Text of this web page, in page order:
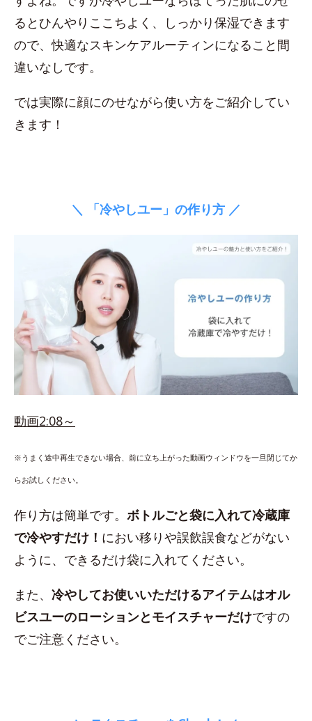
るとひんやりここちよく、しっかり保湿できます
ので、快適なスキンケアルーティンになること間
違いなしです。
では実際に顔にのせながら使い方をご紹介してい
きます！
＼ 「冷やしユー」の作り方 ／
動画2:08～
※うまく途中再生できない場合、前に立ち上がった動画ウィンドウを一旦閉じてか
らお試しください。
作り方は簡単です。 ボトルごと袋に入れて冷蔵庫
で冷やすだけ！ におい移りや誤飲誤食などがない
ように、できるだけ袋に入れてください。
また、 冷やしてお使いいただけるアイテムはオル
ビスユーのローションとモイスチャーだけですの
でご注意ください。